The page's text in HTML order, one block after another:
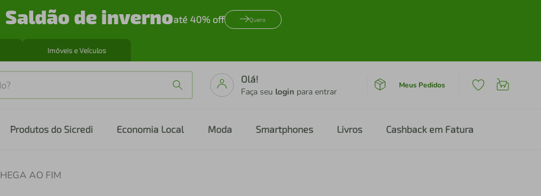
Saldão de invernoaté 40% off Quero
Imóveis e Veículos
Olá!
Faça seu login para entrar
Meus Pedidos
Produtos do Sicredi Economia Local Moda Smartphones Livros Cashback em Fatura
AO FIM